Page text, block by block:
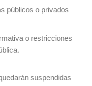
públicos o privados
o restricciones
suspendidas